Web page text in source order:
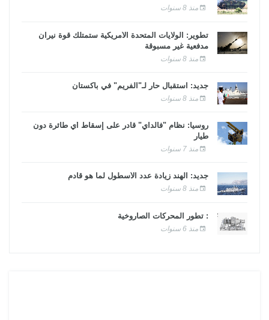
منذ 8 سنوات
تطوير: الولايات المتحدة الأمريكية ستمتلك قوة نيران
مدفعية غير مسبوقة
منذ 8 سنوات
جديد: استقبال حار لـ"الفريم" في باكستان
منذ 8 سنوات
روسيا: نظام "فالداي" قادر على إسقاط أي طائرة دون
طيار
منذ 7 سنوات
جديد: الهند زيادة عدد الأسطول لما هو قادم
منذ 8 سنوات
: تطور المحركات الصاروخية
منذ 6 سنوات